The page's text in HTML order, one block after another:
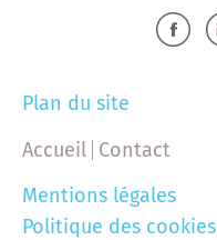
Plan du site
Accueil Contact
Mentions légales
Politique des cookies